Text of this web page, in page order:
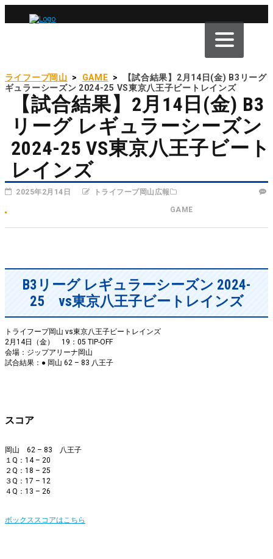
ライフープ岡山 > GAME >
【試合結果】2月14日(金) B3リーグ
ギュラーシーズン 2024-25 VS東京八王子ビートレインズ
【試合結果】2月14日(金) B3
リーグ レギュラーシーズン
2024-25 VS東京八王子ビート
レインズ
2025年2月14日 トライフープ岡山広報
GAME
B3リーグ レギュラーシーズン 2024-
25 vs東京八王子ビートレインズ
トライフープ岡山 vs東京八王子ビートレインズ
2月14日（金） 19：05 TIP-OFF
会場：ジップアリーナ岡山
試合結果：● 岡山 62 – 83 八王子
スコア
岡山 62 – 83 八王子
１Q：14 – 20
２Q：18 – 25
３Q：17 – 12
４Q：13 – 26
ボックススコアはこちら